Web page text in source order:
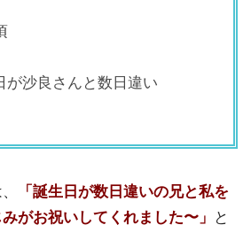
が沙良さんと数日違い
「誕生日が数日違いの兄と私を
がお祝いしてくれました〜」
と